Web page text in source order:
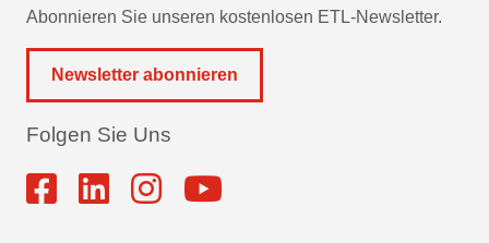
Abonnieren Sie unseren kostenlosen ETL-Newsletter.
Newsletter abonnieren
Folgen Sie Uns